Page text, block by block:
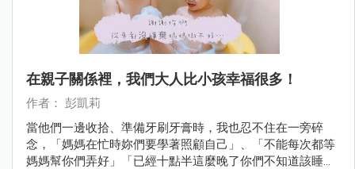
在親子關係裡，我們大人比小孩幸福很多！
作者： 彭凱莉
當他們一邊收拾、準備牙刷牙膏時，我也忍不住在一旁碎
念，「媽媽在忙時妳們要學著照顧自己」、「不能每次都等
媽媽幫你們弄好」「已經十點半這麼晚了你們不知道該睡覺